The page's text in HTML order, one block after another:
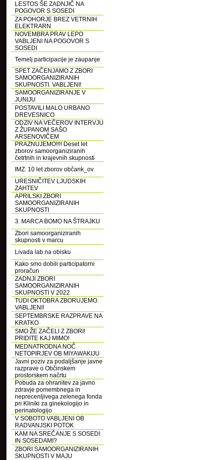
LESTOS ŠE ZADNJIČ NA
POGOVOR S SOSEDI
ZA POHORJE BREZ VETRNIH
ELEKTRARN
NOVEMBRA PRAV LEPO
VABLJENI NA POGOVOR S
SOSEDI
Temelj participacije je zaupanje
SPET ZAČENJAMO Z ZBORI
SAMOORGANIZIRANIH
SKUPNOSTI. VABLJENI!
SAMOORGANIZIRANJE V
JUNIJU
POSTAVILI MALO URBANO
DREVESNICO
ODZIV NA VEČEROV INTERVJU
Z ŽUPANOM SAŠO
ARSENOVIČEM
PRAZNUJEMO!!!! Deset let
zborov samoorganiziranih
četrtnih in krajevnih skupnosti
IMZ: 10 let zborov občank_ov
URESNIČITEV LJUDSKIH
ZAHTEV
APRILSKI ZBORI
SAMOORGANIZIRANIH
SKUPNOSTI
3. MARCA BOMO NA ŠTRAJKU
Zbori samoorganiziranih
skupnosti v marcu
Livada lab na obisku
Kako smo dobili participatorni
proračun
ZADNJI ZBORI
SAMOORGANIZIRANIH
SKUPNOSTI V 2022
TUDI OKTOBRA ZBORUJEMO.
VABLJENI!
SEPTEMBRSKE RAZPRAVE NA
KRATKO
SMO ŽE ZAČELI Z ZBORI!
PRIDITE KAJ MIMO!
MEDNATRODNA NOČ
NETOPIRJEV OB MIYAWAKIJU
Javni poziv za podaljšanje javne
razprave o Občinskem
prostorskem načrtu
Pobuda za ohranitev za javno
zdravje pomembnega in
neprecenljivega zelenega fonda
pri Kliniki za ginekologijo in
perinatologijo
V SOBOTO VABLJENI OB
RADVANJSKI POTOK
KAM NA SREČANJE S SOSEDI
IN SOSEDAMI?
ZBORI SAMOORGANIZIRANIH
SKUPNOSTI V MAJU